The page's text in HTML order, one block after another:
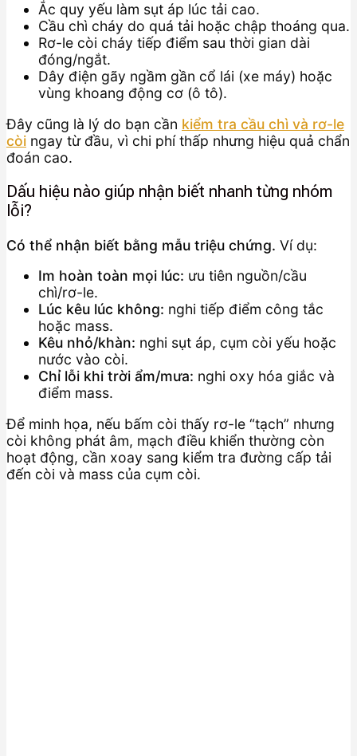
Ắc quy yếu làm sụt áp lúc tải cao.
Cầu chì cháy do quá tải hoặc chập thoáng qua.
Rơ-le còi cháy tiếp điểm sau thời gian dài
đóng/ngắt.
Dây điện gãy ngầm gần cổ lái (xe máy) hoặc
vùng khoang động cơ (ô tô).
Đây cũng là lý do bạn cần kiểm tra cầu chì và rơ-le
còi ngay từ đầu, vì chi phí thấp nhưng hiệu quả chẩn
đoán cao.
Dấu hiệu nào giúp nhận biết nhanh từng nhóm
lỗi?
Có thể nhận biết bằng mẫu triệu chứng. Ví dụ:
Im hoàn toàn mọi lúc: ưu tiên nguồn/cầu
chì/rơ-le.
Lúc kêu lúc không: nghi tiếp điểm công tắc
hoặc mass.
Kêu nhỏ/khàn: nghi sụt áp, cụm còi yếu hoặc
nước vào còi.
Chỉ lỗi khi trời ẩm/mưa: nghi oxy hóa giắc và
điểm mass.
Để minh họa, nếu bấm còi thấy rơ-le “tạch” nhưng
còi không phát âm, mạch điều khiển thường còn
hoạt động, cần xoay sang kiểm tra đường cấp tải
đến còi và mass của cụm còi.